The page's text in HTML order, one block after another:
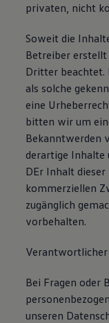
75 Jahre
privaten, nicht
Soweit die
Betreiber
Dritter beachtet.
als solche
eine
bitten wir um
Bekanntwerden
derartige Inhalte
DEr Inhalt
kommerziellen
zugänglich
vorbehalten.
Verantwortlicher
Bei Fragen oder
unseren